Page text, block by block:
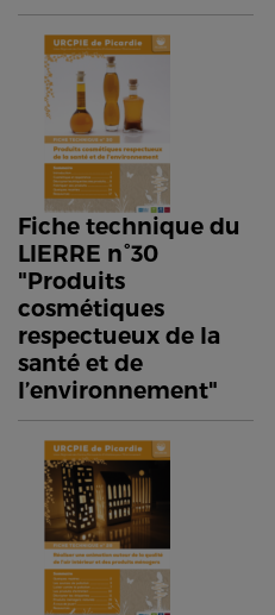
Fiche technique du
LIERRE n°30
"Produits
cosmétiques
respectueux de la
santé et de
l’environnement"